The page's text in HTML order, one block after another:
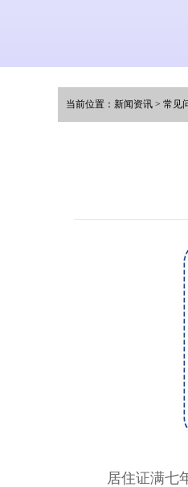
当前位置： 新闻资讯 > 常见
居住证满七年